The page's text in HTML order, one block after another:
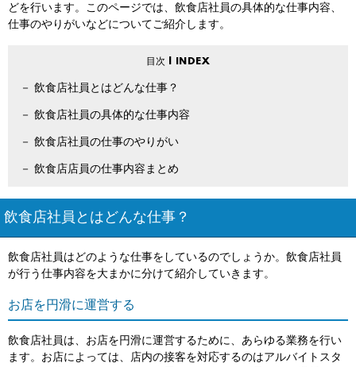
どを行います。このページでは、飲食店社員の具体的な仕事内容、
仕事のやりがいなどについてご紹介します。
飲食店社員とはどんな仕事？
飲食店社員の具体的な仕事内容
飲食店社員の仕事のやりがい
飲食店店員の仕事内容まとめ
飲食店社員とはどんな仕事？
飲食店社員はどのような仕事をしているのでしょうか。飲食店社員
が行う仕事内容を大まかに分けて紹介していきます。
お店を円滑に運営する
飲食店社員は、お店を円滑に運営するために、あらゆる業務を行い
ます。お店によっては、店内の接客を対応するのはアルバイトスタ